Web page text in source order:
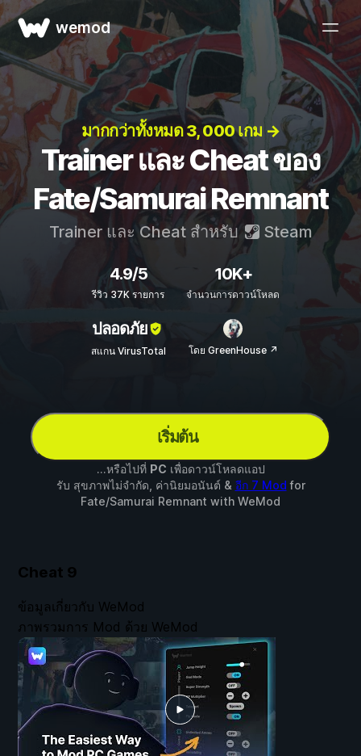
wemod
มากกว่าทั้งหมด 3, 000 เกม →
Trainer และ Cheat ของ
Fate/Samurai Remnant
Trainer และ Cheat สำหรับ Steam
4.9/5
รีวิว 37K รายการ
10K+
จำนวนการดาวน์โหลด
ปลอดภัย
สแกน VirusTotal โดย GreenHouse ↗
เริ่มต้น
...หรือไปที่ PC เพื่อดาวน์โหลดแอป
รับ สุขภาพไม่จำกัด, ค่านิยมอนันต์ & อีก 7 Mod for
Fate/Samurai Remnant with WeMod
Cheat 9
ข้อมูลเกี่ยวกับ WeMod
ภาพรวมการ Mod ด้วย WeMod